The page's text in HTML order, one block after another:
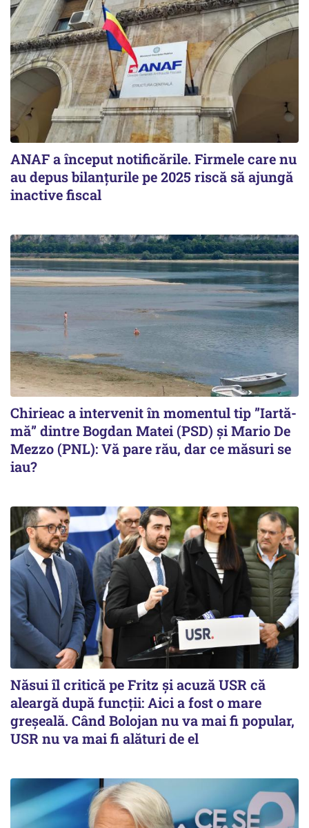
ANAF a început notificările. Firmele care nu
au depus bilanțurile pe 2025 riscă să ajungă
inactive fiscal
Chirieac a intervenit în momentul tip ”Iartă-
mă” dintre Bogdan Matei (PSD) și Mario De
Mezzo (PNL): Vă pare rău, dar ce măsuri se
iau?
Năsui îl critică pe Fritz și acuză USR că
aleargă după funcții: Aici a fost o mare
greșeală. Când Bolojan nu va mai fi popular,
USR nu va mai fi alături de el